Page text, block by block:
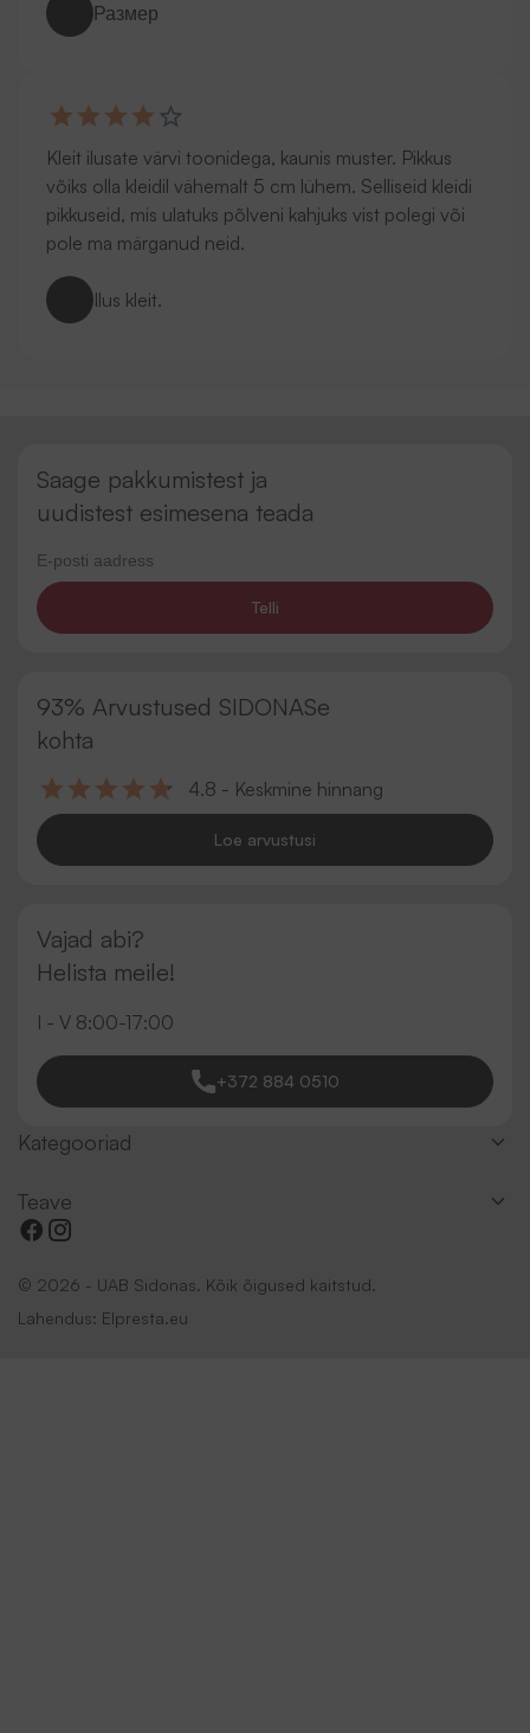
Размер
Kleit ilusate värvi toonidega, kaunis muster. Pikkus
võiks olla kleidil vähemalt 5 cm lühem. Selliseid kleidi
pikkuseid, mis ulatuks põlveni kahjuks vist polegi või
pole ma märganud neid.
Ilus kleit.
Saage pakkumistest ja
uudistest esimesena teada
Telli
93% Arvustused SIDONASe
kohta
4.8 - Keskmine hinnang
Loe arvustusi
Vajad abi?
Helista meile!
I - V 8:00-17:00
+372 884 0510
Kategooriad
Teave
© 2026 - UAB Sidonas. Kõik õigused kaitstud.
Lahendus: Elpresta.eu